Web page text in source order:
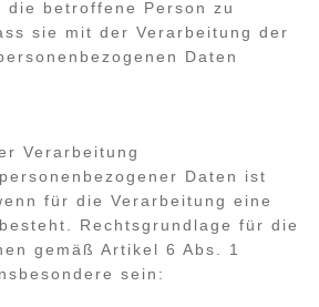
die betroffene Person zu
sie mit der Verarbeitung der
Daten
Verarbeitung
Daten ist
für die Verarbeitung eine
Rechtsgrundlage für die
gemäß Artikel 6 Abs. 1
sein: